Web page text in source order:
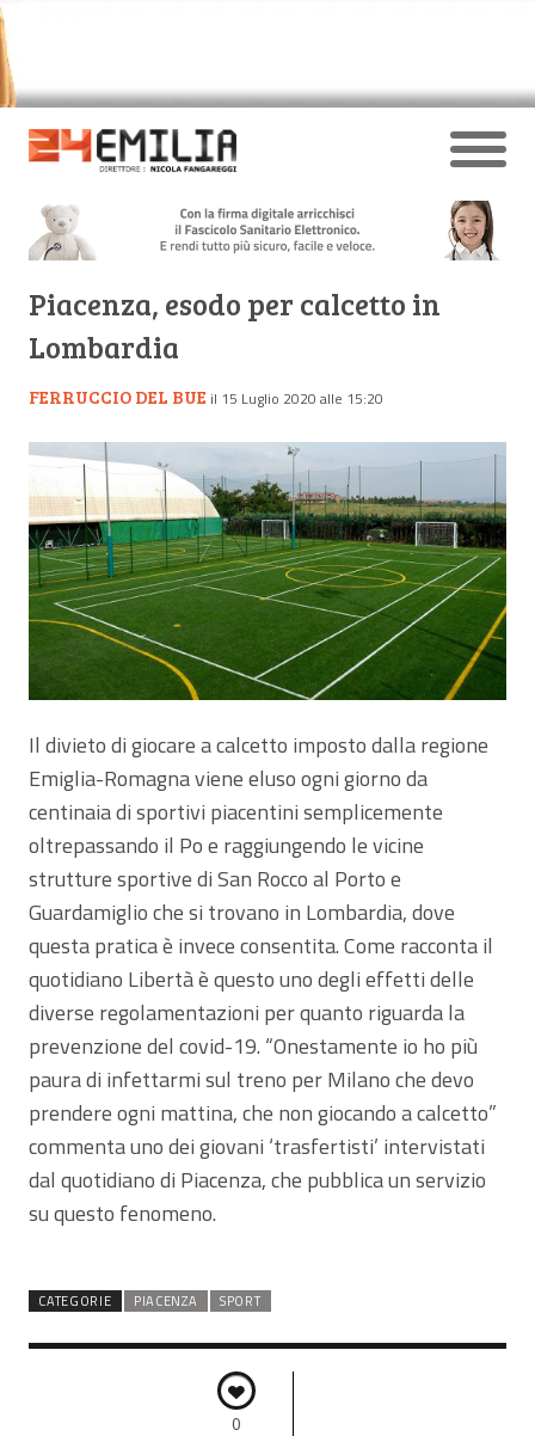
Piacenza, esodo per calcetto in
Lombardia
FERRUCCIO DEL BUE il 15 Luglio 2020 alle 15:20
Il divieto di giocare a calcetto imposto dalla regione
Emiglia-Romagna viene eluso ogni giorno da
centinaia di sportivi piacentini semplicemente
oltrepassando il Po e raggiungendo le vicine
strutture sportive di San Rocco al Porto e
Guardamiglio che si trovano in Lombardia, dove
questa pratica è invece consentita. Come racconta il
quotidiano Libertà è questo uno degli effetti delle
diverse regolamentazioni per quanto riguarda la
prevenzione del covid-19. “Onestamente io ho più
paura di infettarmi sul treno per Milano che devo
prendere ogni mattina, che non giocando a calcetto”
commenta uno dei giovani ‘trasfertisti’ intervistati
dal quotidiano di Piacenza, che pubblica un servizio
su questo fenomeno.
CATEGORIE PIACENZA SPORT
0